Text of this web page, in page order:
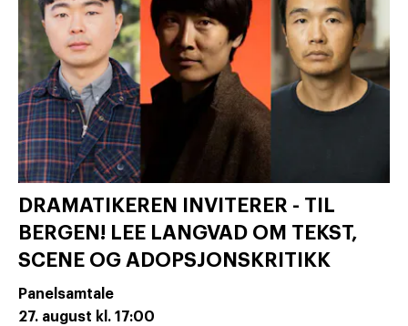
DRAMATIKEREN INVITERER - TIL
BERGEN! LEE LANGVAD OM TEKST,
SCENE OG ADOPSJONSKRITIKK
Panelsamtale
27. august kl. 17:00